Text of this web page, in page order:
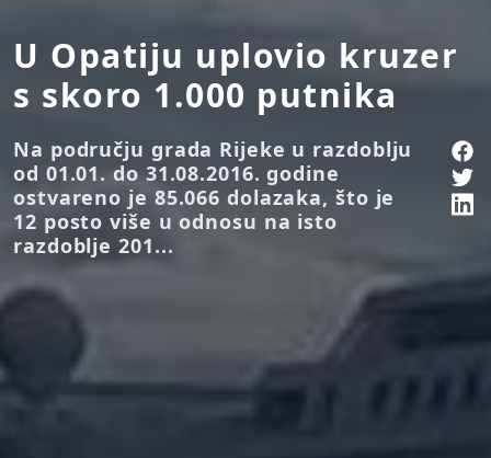
U Opatiju uplovio kruzer
s skoro 1.000 putnika
Na području grada Rijeke u razdoblju
od 01.01. do 31.08.2016. godine
ostvareno je 85.066 dolazaka, što je
12 posto više u odnosu na isto
razdoblje 201...